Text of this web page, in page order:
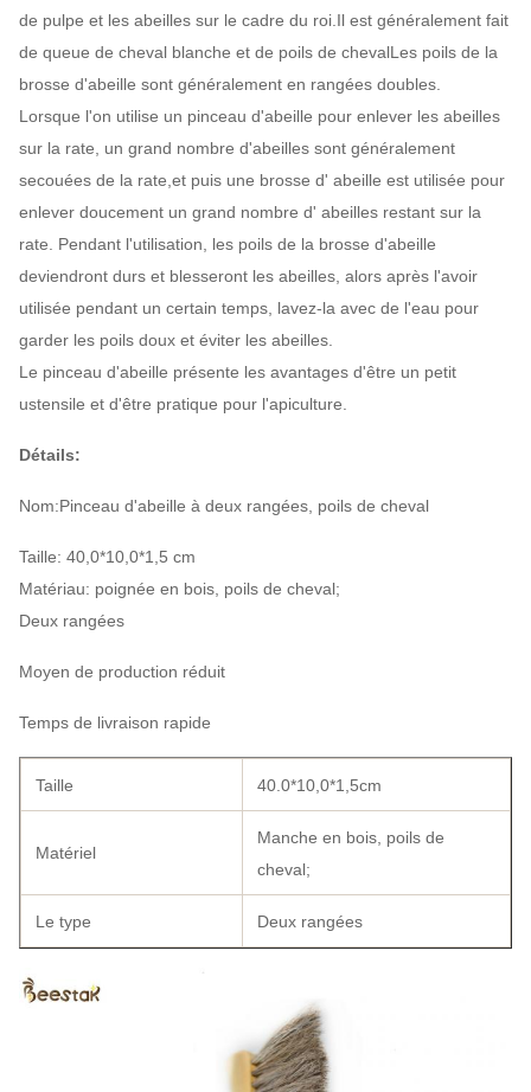
de pulpe et les abeilles sur le cadre du roi.Il est généralement fait
de queue de cheval blanche et de poils de chevalLes poils de la
brosse d'abeille sont généralement en rangées doubles.
Lorsque l'on utilise un pinceau d'abeille pour enlever les abeilles
sur la rate, un grand nombre d'abeilles sont généralement
secouées de la rate,et puis une brosse d' abeille est utilisée pour
enlever doucement un grand nombre d' abeilles restant sur la
rate. Pendant l'utilisation, les poils de la brosse d'abeille
deviendront durs et blesseront les abeilles, alors après l'avoir
utilisée pendant un certain temps, lavez-la avec de l'eau pour
garder les poils doux et éviter les abeilles.
Le pinceau d'abeille présente les avantages d'être un petit
ustensile et d'être pratique pour l'apiculture.
Détails:
Nom:Pinceau d'abeille à deux rangées, poils de cheval
Taille: 40,0*10,0*1,5 cm
Matériau: poignée en bois, poils de cheval;
Deux rangées
Moyen de production réduit
Temps de livraison rapide
Taille 40.0*10,0*1,5cm
Matériel
Manche en bois, poils de
cheval;
Le type Deux rangées